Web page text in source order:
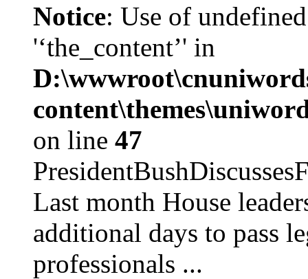
Notice: Use of
'‘the_content’' in
on line 47
Last month House
additional days to pass
professionals ...